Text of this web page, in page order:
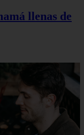
llenas de